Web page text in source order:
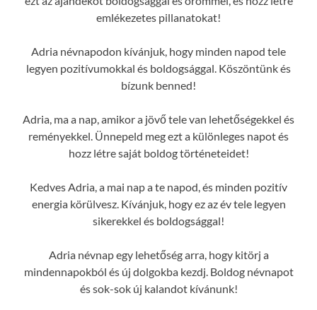
emlékezetes pillanatokat!
Adria névnapodon kívánjuk, hogy minden napod tele
legyen pozitívumokkal és boldogsággal. Köszöntünk és
bízunk benned!
Adria, ma a nap, amikor a jövő tele van lehetőségekkel és
reményekkel. Ünnepeld meg ezt a különleges napot és
hozz létre saját boldog történeteidet!
Kedves Adria, a mai nap a te napod, és minden pozitív
energia körülvesz. Kívánjuk, hogy ez az év tele legyen
sikerekkel és boldogsággal!
Adria névnap egy lehetőség arra, hogy kitörj a
mindennapokból és új dolgokba kezdj. Boldog névnapot
és sok-sok új kalandot kívánunk!